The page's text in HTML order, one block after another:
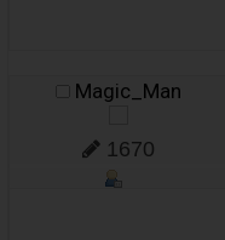
Magic_Man
1670